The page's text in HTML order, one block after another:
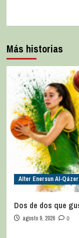
Más historias
Alter Enersun Al-
Dos de dos que
agosto 9, 2026 0